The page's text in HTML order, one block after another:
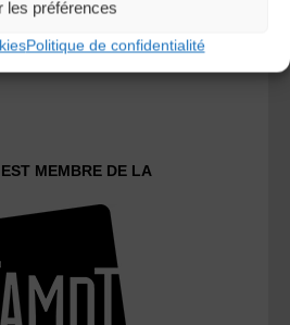
les préférences
Politique de confidentialité
des musiques Trad'
EST MEMBRE DE LA